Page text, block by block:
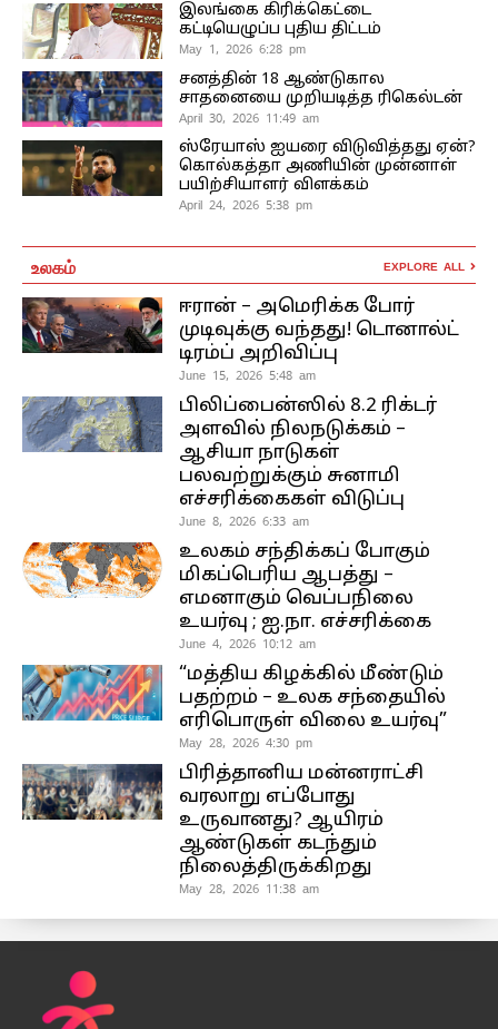
இலங்கை கிரிக்கெட்டை
கட்டியெழுப்ப புதிய திட்டம்
May 1, 2026 6:28 pm
சனத்தின் 18 ஆண்டுகால
சாதனையை முறியடித்த ரிகெல்டன்
April 30, 2026 11:49 am
ஸ்ரேயாஸ் ஐயரை விடுவித்தது ஏன்?
கொல்கத்தா அணியின் முன்னாள்
பயிற்சியாளர் விளக்கம்
April 24, 2026 5:38 pm
உலகம் EXPLORE ALL
ஈரான் – அமெரிக்க போர்
முடிவுக்கு வந்தது! டொனால்ட்
டிரம்ப் அறிவிப்பு
June 15, 2026 5:48 am
பிலிப்பைன்ஸில் 8.2 ரிக்டர்
அளவில் நிலநடுக்கம் –
ஆசியா நாடுகள்
பலவற்றுக்கும் சுனாமி
எச்சரிக்கைகள் விடுப்பு
June 8, 2026 6:33 am
உலகம் சந்திக்கப் போகும்
மிகப்பெரிய ஆபத்து –
எமனாகும் வெப்பநிலை
உயர்வு ; ஐ.நா. எச்சரிக்கை
June 4, 2026 10:12 am
“மத்திய கிழக்கில் மீண்டும்
பதற்றம் – உலக சந்தையில்
எரிபொருள் விலை உயர்வு”
May 28, 2026 4:30 pm
பிரித்தானிய மன்னராட்சி
வரலாறு எப்போது
உருவானது? ஆயிரம்
ஆண்டுகள் கடந்தும்
நிலைத்திருக்கிறது
May 28, 2026 11:38 am